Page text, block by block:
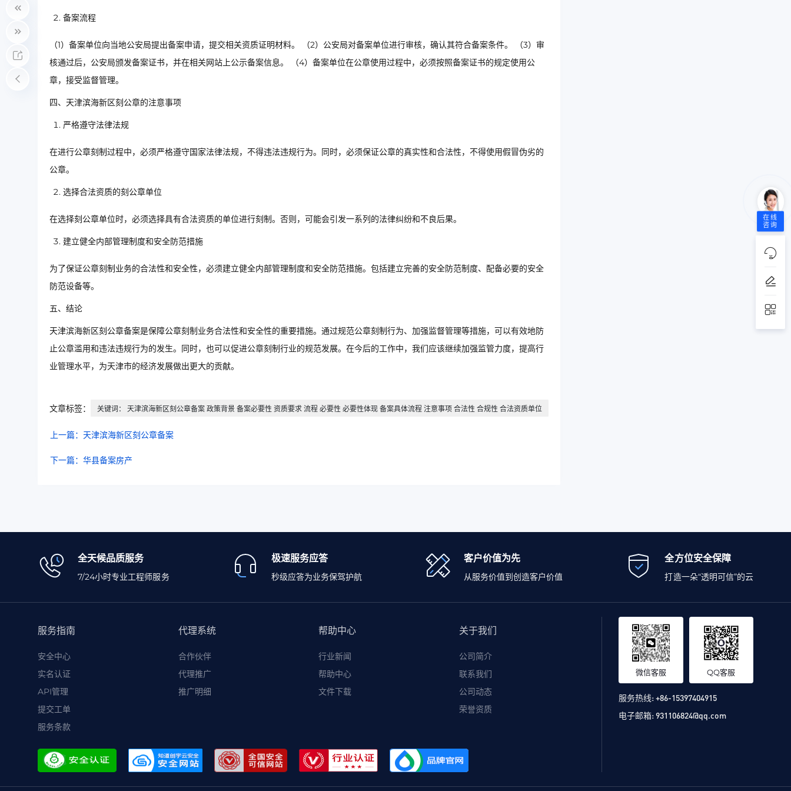
备案流程
（1）备案单位向当地公安局提出备案申请，提交相关资质证明材料。 （2）公安局对备案单位进行审核，确认其符合备案条件。 （3）审
核通过后，公安局颁发备案证书，并在相关网站上公示备案信息。 （4）备案单位在公章使用过程中，必须按照备案证书的规定使用公
章，接受监督管理。
四、天津滨海新区刻公章的注意事项
严格遵守法律法规
在进行公章刻制过程中，必须严格遵守国家法律法规，不得违法违规行为。同时，必须保证公章的真实性和合法性，不得使用假冒伪劣的
公章。
选择合法资质的刻公章单位
在选择刻公章单位时，必须选择具有合法资质的单位进行刻制。否则，可能会引发一系列的法律纠纷和不良后果。
建立健全内部管理制度和安全防范措施
为了保证公章刻制业务的合法性和安全性，必须建立健全内部管理制度和安全防范措施。包括建立完善的安全防范制度、配备必要的安全
防范设备等。
五、结论
天津滨海新区刻公章备案是保障公章刻制业务合法性和安全性的重要措施。通过规范公章刻制行为、加强监督管理等措施，可以有效地防
止公章滥用和违法违规行为的发生。同时，也可以促进公章刻制行业的规范发展。在今后的工作中，我们应该继续加强监管力度，提高行
业管理水平，为天津市的经济发展做出更大的贡献。
文章标签： 关键词： 天津滨海新区刻公章备案 政策背景 备案必要性 资质要求 流程 必要性 必要性体现 备案具体流程 注意事项 合法性 合规性 合法资质单位
上一篇：天津滨海新区刻公章备案
下一篇：华县备案房产
全天候品质服务
7/24小时专业工程师服务
极速服务应答
秒级应答为业务保驾护航
客户价值为先
从服务价值到创造客户价值
全方位安全保障
打造一朵“透明可信”的云
服务指南
安全中心
实名认证
API管理
提交工单
服务条款
代理系统
合作伙伴
代理推广
推广明细
帮助中心
行业新闻
帮助中心
文件下载
关于我们
公司简介
联系我们
公司动态
荣誉资质
微信客服 QQ客服
服务热线:+86-15397404915
电子邮箱:931106824@qq.com
在线
咨询